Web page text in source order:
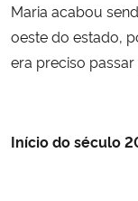
Maria acabou
oeste do estado,
era preciso
Início do século